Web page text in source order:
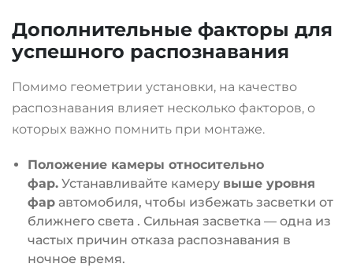
Дополнительные факторы для
успешного распознавания
Помимо геометрии установки, на качество
распознавания влияет несколько факторов, о
которых важно помнить при монтаже.
Положение камеры относительно
фар. Устанавливайте камеру выше уровня
фар автомобиля, чтобы избежать засветки от
ближнего света . Сильная засветка — одна из
частых причин отказа распознавания в
ночное время.